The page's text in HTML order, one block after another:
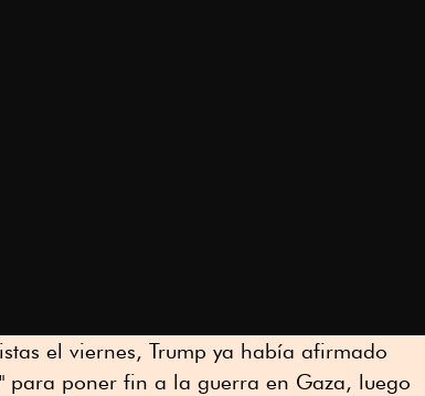
el viernes, Trump ya había afirmado
para poner fin a la guerra en Gaza, luego